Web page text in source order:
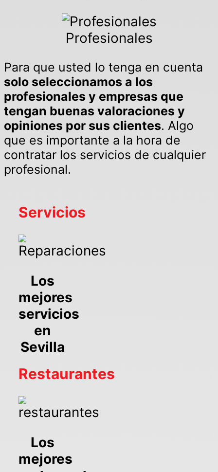
Profesionales
Para que usted lo tenga en cuenta
solo seleccionamos a los
profesionales y empresas que
tengan buenas valoraciones y
opiniones por sus clientes. Algo
que es importante a la hora de
contratar los servicios de cualquier
profesional.
Servicios
Los
mejores
servicios
en
Sevilla
Restaurantes
Los
mejores